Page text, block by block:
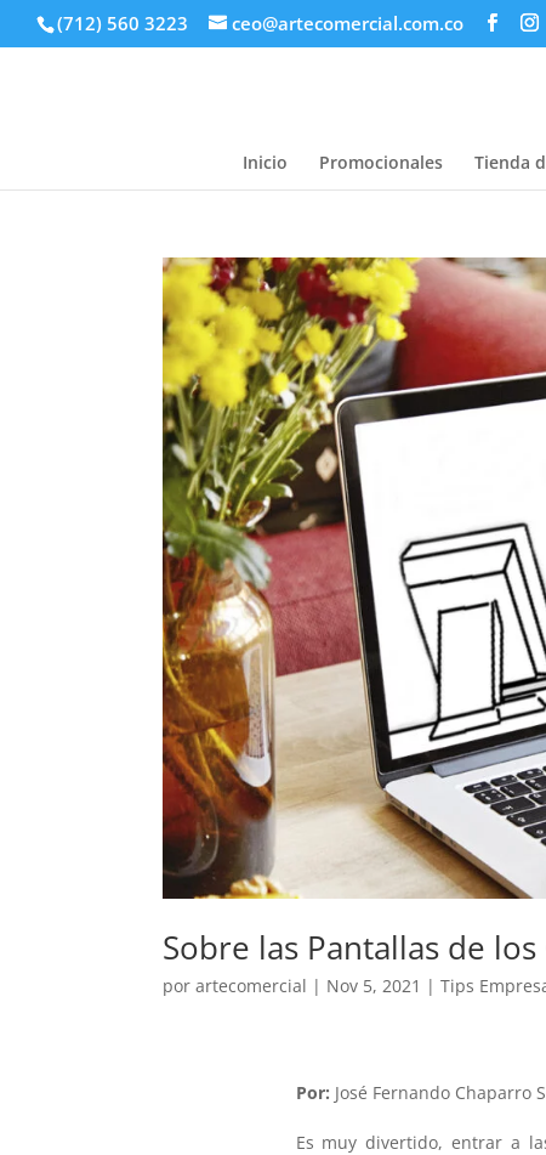
(712) 560 3223 ceo@artecomercial.com.co
Inicio Promocionales Tienda
Sobre las Pantallas de
porartecomercial | Nov 5, 2021 |Tips
Por: José Fernando Chaparro
Es muy divertido, entrar a